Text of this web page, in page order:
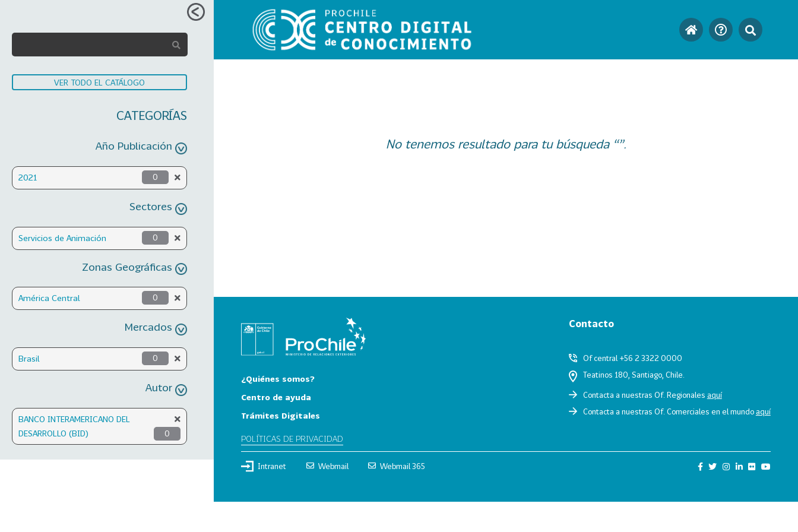
VER TODO EL CATÁLOGO
CATEGORÍAS
Año Publicación
2021 0
Sectores
Servicios de Animación 0
Zonas Geográficas
América Central 0
Mercados
Brasil 0
Autor
BANCO INTERAMERICANO DEL
DESARROLLO (BID)
0
No tenemos resultado para tu búsqueda “”.
¿Quiénes somos?
Centro de ayuda
Trámites Digitales
POLÍTICAS DE PRIVACIDAD
Contacto
Of central +56 2 3322 0000
Teatinos 180, Santiago, Chile.
Contacta a nuestras Of. Regionales aquí
Contacta a nuestras Of. Comerciales en el mundoaquí
Intranet Webmail Webmail 365